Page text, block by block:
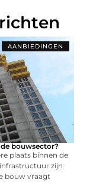
AANBIEDINGEN
bouwsector?
plaats binnen de
zijn
bouw vraagt